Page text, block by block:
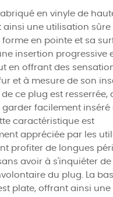
en vinyle de
ainsi une utilisation sûre
forme en pointe et sa
insertion progressive
en offrant des
et à mesure de son
ce plug est resserrée,
garder facilement inséré
caractéristique est
appréciée par les
profiter de longues
avoir à s'inquiéter de
du plug. La
est plate, offrant ainsi